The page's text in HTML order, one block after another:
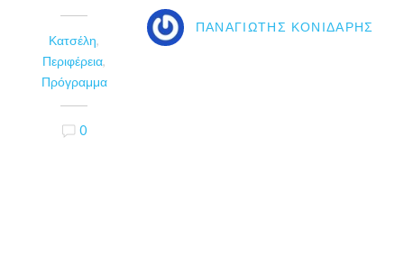
Κατσέλη,
Περιφέρεια,
Πρόγραμμα
0
ΠΑΝΑΓΙΏΤΗΣ ΚΟΝΙΔΆΡΗΣ